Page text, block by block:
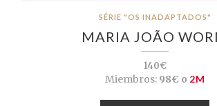
SÉRIE "OS INADAPTADOS"
MARIA JOÃO
140€
Miembros:98€ o 2M